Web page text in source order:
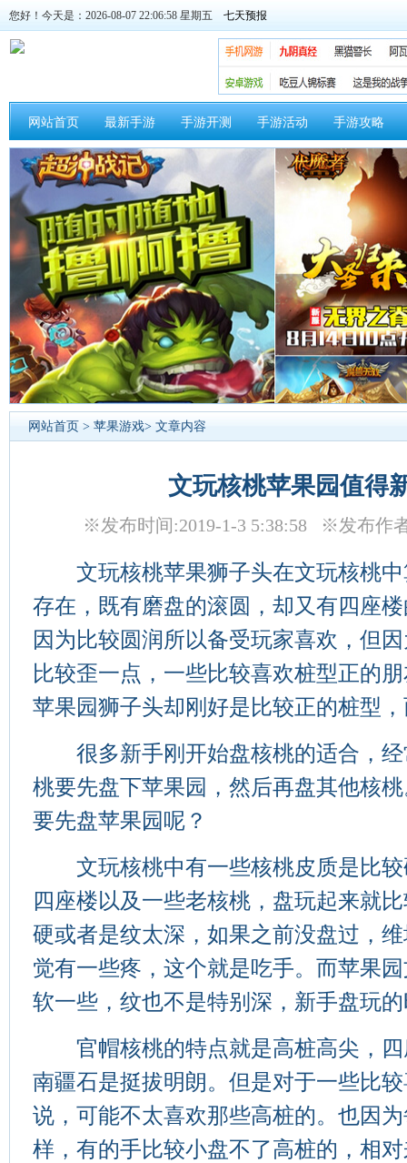
您好！今天是：2026-08-07 22:06:59 星期五
网站首页 最新手游 手游开测 手游活动 手游攻略
网站首页 > 苹果游戏> 文章内容
文玩核桃苹果园值得
※发布时间:2019-1-3 5:38:58 ※发布作
文玩核桃苹果狮子头在文玩核桃中
存在，既有磨盘的滚圆，却又有四座
因为比较圆润所以备受玩家喜欢，但
比较歪一点，一些比较喜欢桩型正的
苹果园狮子头却刚好是比较正的桩型
很多新手刚开始盘核桃的适合，经
桃要先盘下苹果园，然后再盘其他核
要先盘苹果园呢？
文玩核桃中有一些核桃皮质是比较
四座楼以及一些老核桃，盘玩起来就
硬或者是纹太深，如果之前没盘过，
觉有一些疼，这个就是吃手。而苹果
软一些，纹也不是特别深，新手盘玩
官帽核桃的特点就是高桩高尖，四
南疆石是挺拔明朗。但是对于一些比
说，可能不太喜欢那些高桩的。也因
样，有的手比较小盘不了高桩的，相